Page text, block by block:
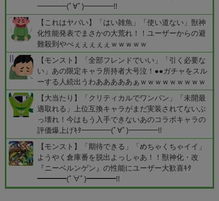
━━━━(ﾟ∀ﾟ)━━━━!!
【これはヤバい】「はい雑魚」「使い道ない」獣神
化性能発表でまさかの大荒れ！！ユーザーからの避
難殺到やべぇぇぇぇぇｗｗｗｗｗ
【モンスト】「全部フレンドでいい」「引く必要な
い」あの限定キャラ所持者大号泣！●●ガチャをスル
ーする人続出うわあああああぁｗｗｗｗｗｗｗｗｗ
【大当たり】「クリティカルでワンパン」「未開最
適取れる」上位互換キャラがまだ実装されてないぶ
っ壊れ！今はもう入手できないあのコラボキャラの
評価爆上げｷﾀ━━━━(ﾟ∀ﾟ)━━━━!!
【モンスト】「期待できる」「めちゃくちゃイイ」
ようやく倉庫番を脱出よっしゃあ！！獣神化・改
『ニーベルンゲン』の性能にユーザー大歓喜ｷﾀ
━━━━(ﾟ∀ﾟ)━━━━!!